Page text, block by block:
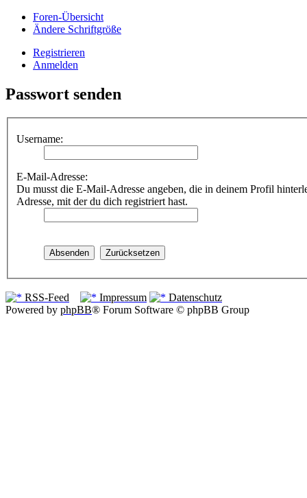
Foren-Übersicht
Ändere Schriftgröße
Registrieren
Anmelden
Passwort senden
Username:
E-Mail-Adresse:
Du musst die E-Mail-Adresse angeben, die in deinem Profil
Adresse, mit der du dich registriert hast.
RSS-Feed Impressum
Datenschutz
Powered by phpBB® Forum Software © phpBB Group